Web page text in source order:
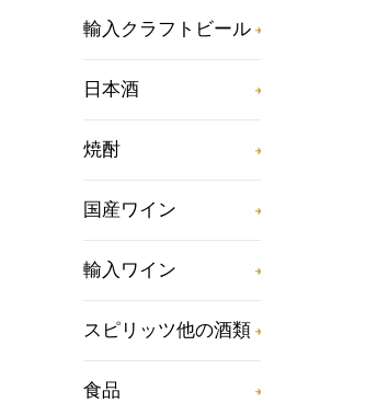
輸入クラフトビール
日本酒
焼酎
国産ワイン
輸入ワイン
スピリッツ他の酒類
食品